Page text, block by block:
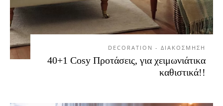
DECORATION - ΔΙΑΚΟΣΜΗΣΗ
40+1 Cosy Προτάσεις, για χειμωνιάτικα
καθιστικά!!